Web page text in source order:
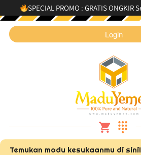
SPECIAL PROMO : GRATIS ONGKIR
`Login
Temukan madu kesukaanmu di sini!